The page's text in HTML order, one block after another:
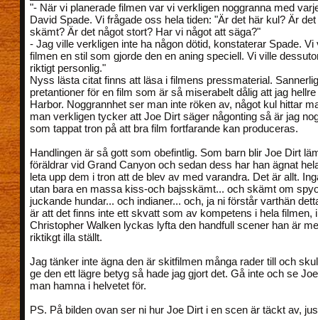
"- När vi planerade filmen var vi verkligen noggranna med
David Spade. Vi frågade oss hela tiden: "Är det här kul? Är
skämt? Är det något stort? Har vi något att säga?"
- Jag ville verkligen inte ha någon dötid, konstaterar Spade. Vi
filmen en stil som gjorde den en aning speciell. Vi ville
riktigt personlig."
Nyss lästa citat finns att läsa i filmens pressmaterial.
pretantioner för en film som är så miserabelt dålig att jag
Harbor. Noggrannhet ser man inte röken av, något kul hittar
man verkligen tycker att Joe Dirt säger någonting så är jag
som tappat tron på att bra film fortfarande kan produceras.
Handlingen är så gott som obefintlig. Som barn blir Joe Dirt
föräldrar vid Grand Canyon och sedan dess har han ägnat
leta upp dem i tron att de blev av med varandra. Det är allt.
utan bara en massa kiss-och bajsskämt... och skämt om
juckande hundar... och indianer... och, ja ni förstår varthän
är att det finns inte ett skvatt som av kompetens i hela filmen,
Christopher Walken lyckas lyfta den handfull scener han är
riktikgt illa ställt.
Jag tänker inte ägna den är skitfilmen många rader till och
ge den ett lägre betyg så hade jag gjort det. Gå inte och se
man hamna i helvetet för.
PS. På bilden ovan ser ni hur Joe Dirt i en scen är täckt av,